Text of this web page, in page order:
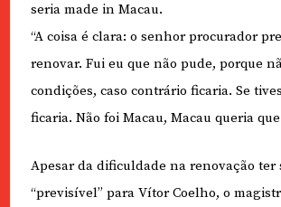
seria made in Macau.
“A coisa é clara: o senhor procurador
renovar. Fui eu que não pude, porque
condições, caso contrário ficaria. Se
ficaria. Não foi Macau, Macau queria que
Apesar da dificuldade na renovação ter
“previsível” para Vítor Coelho, o